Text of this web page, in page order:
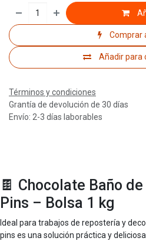
Comprar
Añadir para
Términos y condiciones
Grantía de devolución de 30 días
Envío: 2-3 días laborables
🍫 Chocolate Baño
Pins – Bolsa 1 kg
Ideal para trabajos de repostería y
pins es una solución práctica y